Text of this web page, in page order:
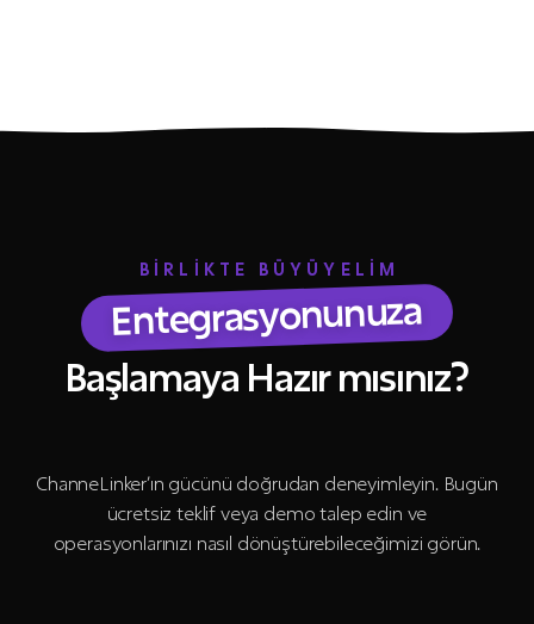
BİRLİKTE BÜYÜYELİM
Entegrasyonunuza
Başlamaya Hazır mısınız?
ChanneLinker’ın gücünü doğrudan deneyimleyin. Bugün
ücretsiz teklif veya demo talep edin ve
operasyonlarınızı nasıl dönüştürebileceğimizi görün.